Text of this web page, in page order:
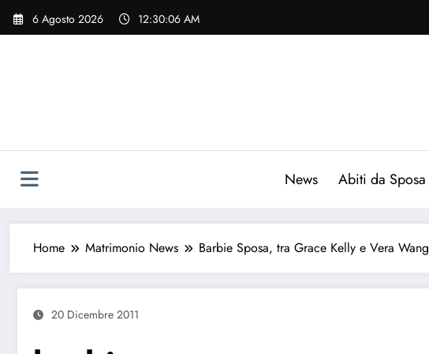
Vai
6 Agosto 2026 12:30:07 AM
News Abiti da Sposa
Home Matrimonio News Barbie Sposa, tra Grace Kelly e Vera Wang
20 Dicembre 2011